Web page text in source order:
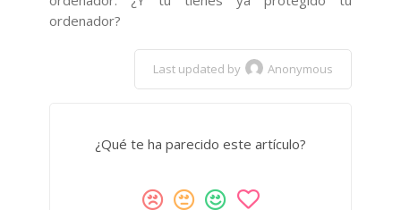
ordenador?
Last updated by Anonymous
¿Qué te ha parecido este artículo?